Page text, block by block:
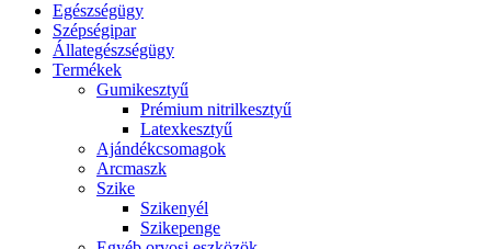
Egészségügy
Szépségipar
Állategészségügy
Termékek
Gumikesztyű
Prémium nitrilkesztyű
Latexkesztyű
Ajándékcsomagok
Arcmaszk
Szike
Szikenyél
Szikepenge